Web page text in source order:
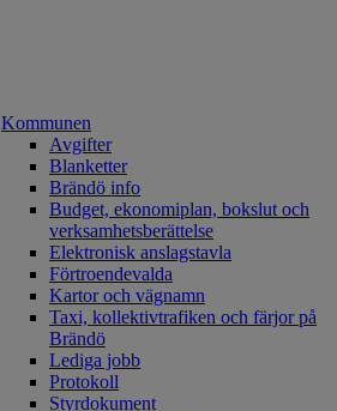
Kommunen
Avgifter
Blanketter
Brändö info
Budget, ekonomiplan, bokslut och
verksamhetsberättelse
Elektronisk anslagstavla
Förtroendevalda
Kartor och vägnamn
Taxi, kollektivtrafiken och färjor på
Brändö
Lediga jobb
Protokoll
Styrdokument